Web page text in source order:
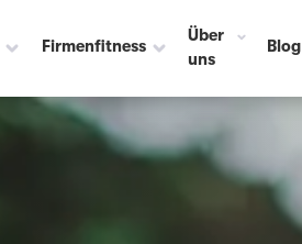
Firmenfitness
Über
uns
Blog